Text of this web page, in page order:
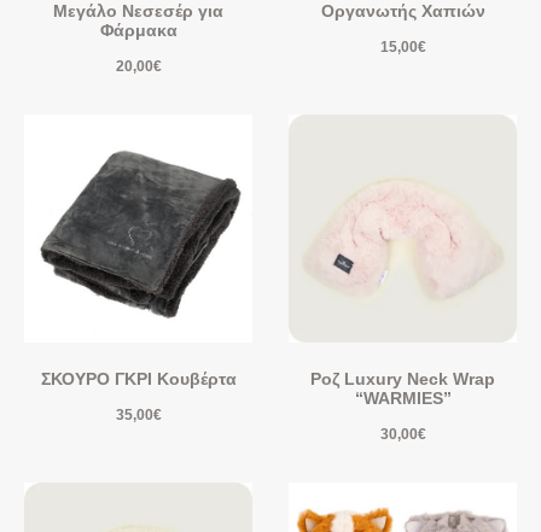
Μεγάλο Νεσεσέρ για
Φάρμακα
20,00€
Οργανωτής Χαπιών
15,00€
ΣΚΟΥΡΟ ΓΚΡΙ Κουβέρτα
35,00€
Ροζ Luxury Neck Wrap
“WARMIES”
30,00€